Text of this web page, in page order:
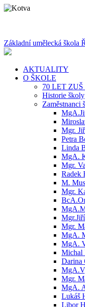
Základní umělecká škola
AKTUALITY
O ŠKOLE
70 LET
Historie školy
Zaměstnanci
Mgr.
Petra
Linda
MgA.
Mgr.
Radek
M.
Mgr.
Mgr.
MgA.
MgA.
Michal
Darina
Mgr.
MgA.
Lukáš
Libor